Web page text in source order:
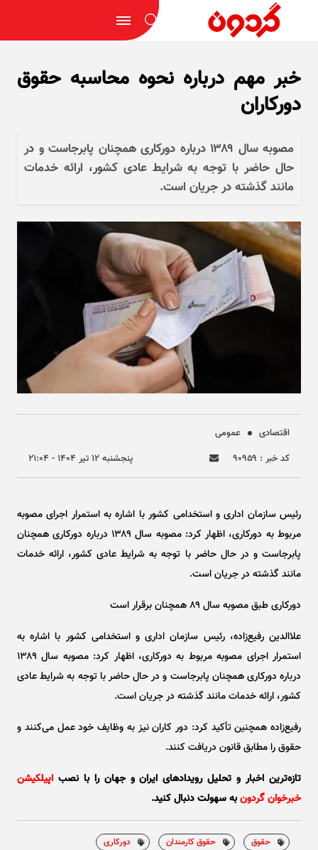
خبر مهم درباره نحوه محاسبه حقوق
دورکاران
مصوبه سال ۱۳۸۹ درباره دورکاری همچنان پابرجاست و در
حال حاضر با توجه به شرایط عادی کشور، ارائه خدمات
مانند گذشته در جریان است.
اقتصادی
عمومی
کد خبر : ۹۰۹۵۹
پنجشنبه ۱۲ تير ۱۴۰۴ - ۲۱:۰۴
​رئیس سازمان اداری و استخدامی کشور با اشاره به استمرار اجرای مصوبه
مربوط به دورکاری، اظهار کرد: مصوبه سال ۱۳۸۹ درباره دورکاری همچنان
پابرجاست و در حال حاضر با توجه به شرایط عادی کشور، ارائه خدمات
مانند گذشته در جریان است.
دورکاری طبق مصوبه سال ۸۹ همچنان برقرار است
علاالدین رفیع‌زاده، رئیس سازمان اداری و استخدامی کشور با اشاره به
استمرار اجرای مصوبه مربوط به دورکاری، اظهار کرد: مصوبه سال ۱۳۸۹
درباره دورکاری همچنان پابرجاست و در حال حاضر با توجه به شرایط عادی
کشور، ارائه خدمات مانند گذشته در جریان است.
رفیع‌زاده همچنین تأکید کرد: دور کاران نیز به وظایف خود عمل می‌کنند و
حقوق را مطابق قانون دریافت کنند.
تازه‌ترین اخبار و تحلیل‌ رویدادهای ایران و جهان را با نصب اپیلکیشن
خبرخوان گردونبه سهولت دنبال کنید.
حقوق حقوق کارمندان دورکاری